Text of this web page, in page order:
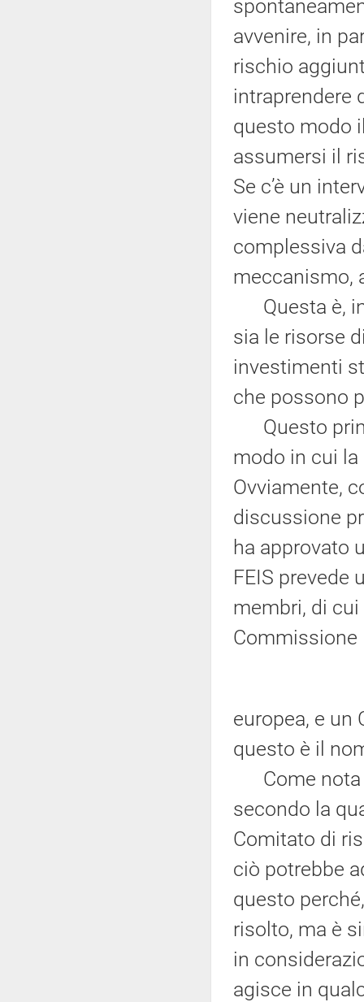
avvenire, in
rischio
intraprendere
questo modo
assumersi il
Se c’è un
viene
complessiva
meccanismo,
Questa è, in
sia le risorse
investimenti
che possono
Questo
modo in cui la
Ovviamente,
discussione
ha approvato
FEIS prevede
membri, di
Commissione
europea, e un
questo è il
Come nota
secondo la
Comitato di
ciò potrebbe
questo
risolto, ma è
in
agisce in